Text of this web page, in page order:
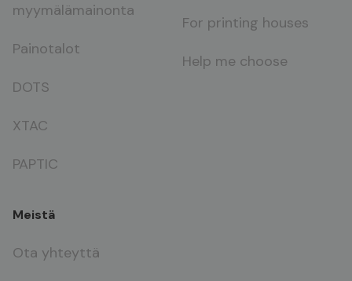
myymälämainonta
Painotalot
DOTS
XTAC
PAPTIC
For printing houses
Help me choose
Meistä
Ota yhteyttä